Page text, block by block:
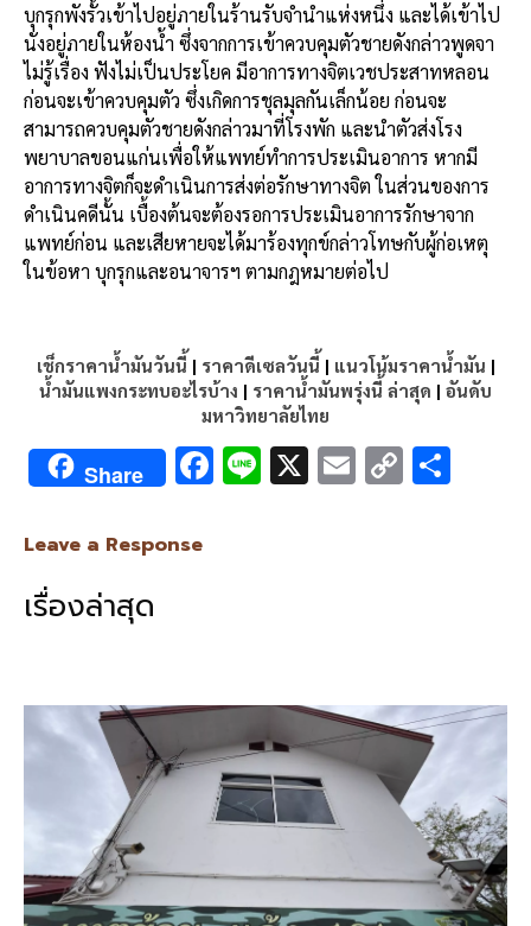
บุกรุกพังรั้วเข้าไปอยู่ภายในร้านรับจำนำแห่งหนึ่ง และได้เข้าไป
นั่งอยู่ภายในห้องน้ำ ซึ่งจากการเข้าควบคุมตัวชายดังกล่าวพูดจา
ไม่รู้เรื่อง ฟังไม่เป็นประโยค มีอาการทางจิตเวชประสาทหลอน
ก่อนจะเข้าควบคุมตัว ซึ่งเกิดการชุลมุลกันเล็กน้อย ก่อนจะ
สามารถควบคุมตัวชายดังกล่าวมาที่โรงพัก และนำตัวส่งโรง
พยาบาลขอนแก่นเพื่อให้แพทย์ทำการประเมินอาการ หากมี
อาการทางจิตก็จะดำเนินการส่งต่อรักษาทางจิต ในส่วนของการ
ดำเนินคดีนั้น เบื้องต้นจะต้องรอการประเมินอาการรักษาจาก
แพทย์ก่อน และเสียหายจะได้มาร้องทุกข์กล่าวโทษกับผู้ก่อเหตุ
ในข้อหา บุกรุกและอนาจารฯ ตามกฎหมายต่อไป
เช็กราคาน้ำมันวันนี้ | ราคาดีเซลวันนี้ | แนวโน้มราคาน้ำมัน |
น้ำมันแพงกระทบอะไรบ้าง | ราคาน้ำมันพรุ่งนี้ ล่าสุด | อันดับ
มหาวิทยาลัยไทย
Share F
k
Li X E C
Leave a Response
เรื่องล่าสุด